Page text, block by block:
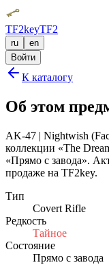
TF2keyTF2
ru
en
Войти
К каталогу
Об этом
AK-47 | Nightwish
коллекции «The
«Прямо с завода».
продаже на TF2key.
Тип
Covert Rifle
Редкость
Тайное
Состояние
Прямо с завода